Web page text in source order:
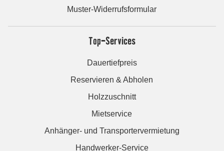
Muster-Widerrufsformular
Top-Services
Dauertiefpreis
Reservieren & Abholen
Holzzuschnitt
Mietservice
Anhänger- und Transportervermietung
Handwerker-Service